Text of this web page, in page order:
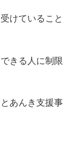
けていること
きる人に制限
あんき支援事